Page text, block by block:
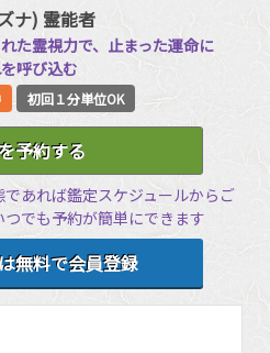
ナ) 霊能者
た霊視力で、止まった運命に
呼び込む
初回１分単位OK
予約する
あれば鑑定スケジュールからご
でも予約が簡単にできます
無料で会員登録